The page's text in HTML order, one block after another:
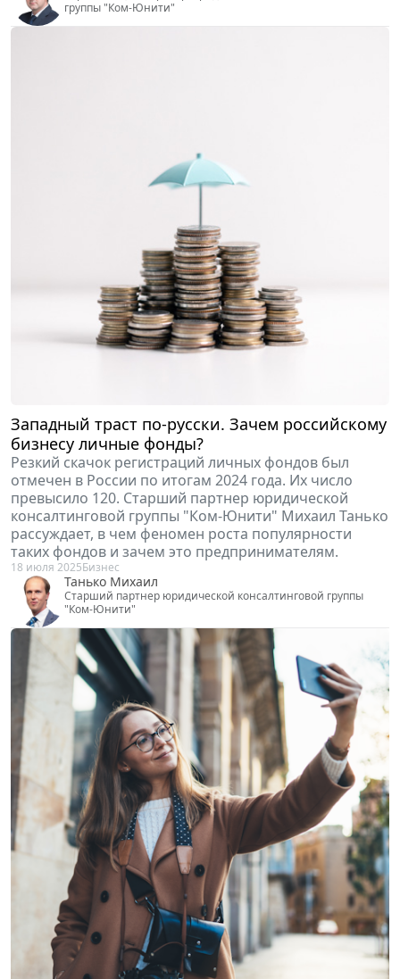
бизнесу личные фонды?
Резкий скачок регистраций личных фондов был
отмечен в России по итогам 2024 года. Их число
превысило 120. Старший партнер юридической
консалтинговой группы "Ком-Юнити" Михаил Танько
рассуждает, в чем феномен роста популярности
таких фондов и зачем это предпринимателям.
18 июля 2025Бизнес
Танько Михаил
Старший партнер юридической консалтинговой группы
"Ком-Юнити"